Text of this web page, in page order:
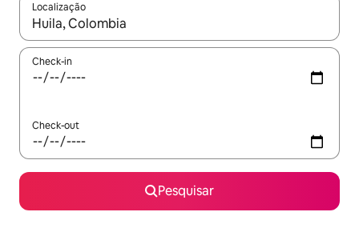
Localização
Quando os resultados estiverem disponíveis, navegue com
Check-in
Check-out
Pesquisar